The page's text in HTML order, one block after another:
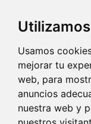
Usamos
mejorar tu
web, para
anuncios
nuestra web y
RECIBE